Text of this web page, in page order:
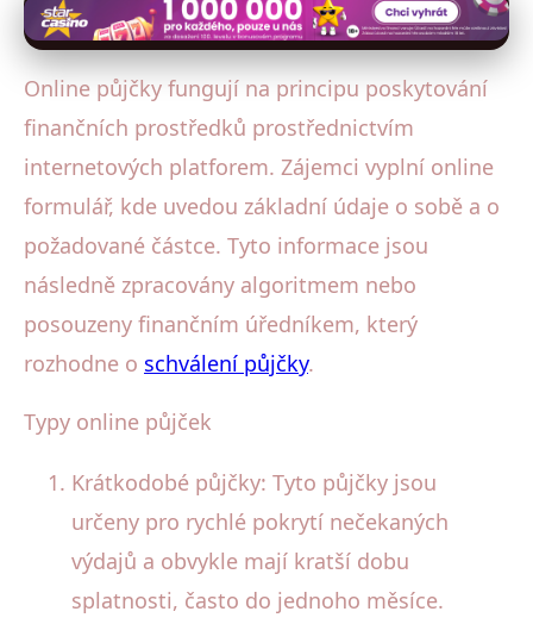
Online půjčky fungují na principu poskytování
finančních prostředků prostřednictvím
internetových platforem. Zájemci vyplní online
formulář, kde uvedou základní údaje o sobě a o
požadované částce. Tyto informace jsou
následně zpracovány algoritmem nebo
posouzeny finančním úředníkem, který
rozhodne o schválení půjčky.
Typy online půjček
Krátkodobé půjčky: Tyto půjčky jsou
určeny pro rychlé pokrytí nečekaných
výdajů a obvykle mají kratší dobu
splatnosti, často do jednoho měsíce.